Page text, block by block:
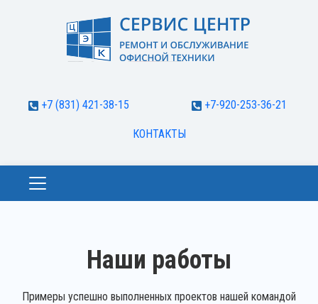
+7 (831) 421-38-15 +7-920-253-36-21
КОНТАКТЫ
Наши работы
Примеры успешно выполненных проектов нашей командой